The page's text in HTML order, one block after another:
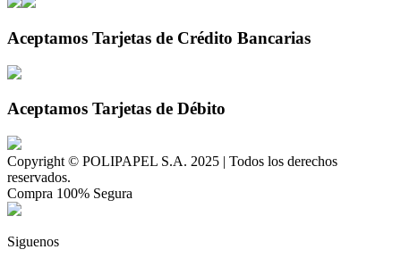
Aceptamos Tarjetas de Crédito Bancarias
Aceptamos Tarjetas de Débito
Copyright © POLIPAPEL S.A. 2025 | Todos los derechos
reservados.
Compra 100% Segura
Siguenos